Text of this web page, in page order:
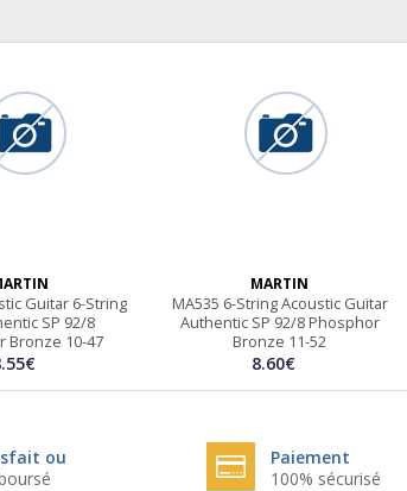
Guitar 6-String
SP 92/8
Bronze 10-47
MARTIN
MA535 6-String Acoustic Guitar
Authentic SP 92/8 Phosphor
Bronze 11-52
8.60€
ou
Paiement
100% sécurisé